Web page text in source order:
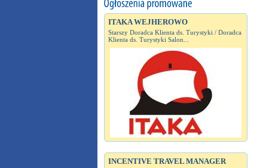
ITAKA WEJHEROWO
Starszy Doradca Klienta ds. Turystyki / Doradca
Klienta ds. Turystyki Salon...
INCENTIVE TRAVEL MANAGER